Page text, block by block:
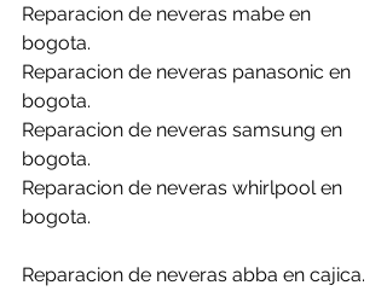
Reparacion de neveras mabe en
bogota.
Reparacion de neveras panasonic en
bogota.
Reparacion de neveras samsung en
bogota.
Reparacion de neveras whirlpool en
bogota.
Reparacion de neveras abba en cajica.